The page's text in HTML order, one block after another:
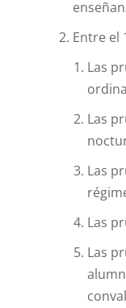
Entre el
Las
Las
Las
Las
Las